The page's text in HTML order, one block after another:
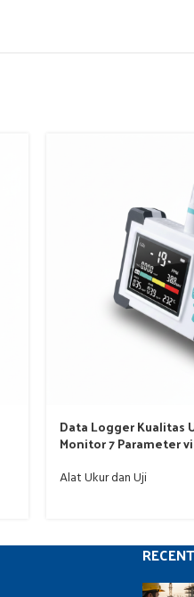
Data Logger Kualitas
Monitor 7 Parameter
Alat Ukur dan Uji